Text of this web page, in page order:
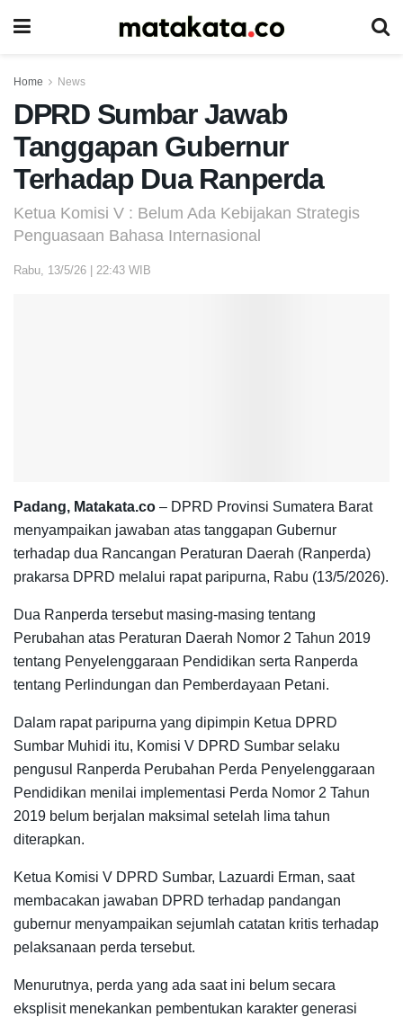
Home News
DPRD Sumbar Jawab
Tanggapan Gubernur
Terhadap Dua Ranperda
Ketua Komisi V : Belum Ada Kebijakan Strategis
Penguasaan Bahasa Internasional
Rabu, 13/5/26 | 22:43 WIB
Padang, Matakata.co – DPRD Provinsi Sumatera Barat
menyampaikan jawaban atas tanggapan Gubernur
terhadap dua Rancangan Peraturan Daerah (Ranperda)
prakarsa DPRD melalui rapat paripurna, Rabu (13/5/2026).
Dua Ranperda tersebut masing-masing tentang
Perubahan atas Peraturan Daerah Nomor 2 Tahun 2019
tentang Penyelenggaraan Pendidikan serta Ranperda
tentang Perlindungan dan Pemberdayaan Petani.
Dalam rapat paripurna yang dipimpin Ketua DPRD
Sumbar Muhidi itu, Komisi V DPRD Sumbar selaku
pengusul Ranperda Perubahan Perda Penyelenggaraan
Pendidikan menilai implementasi Perda Nomor 2 Tahun
2019 belum berjalan maksimal setelah lima tahun
diterapkan.
Ketua Komisi V DPRD Sumbar, Lazuardi Erman, saat
membacakan jawaban DPRD terhadap pandangan
gubernur menyampaikan sejumlah catatan kritis terhadap
pelaksanaan perda tersebut.
Menurutnya, perda yang ada saat ini belum secara
eksplisit menekankan pembentukan karakter generasi